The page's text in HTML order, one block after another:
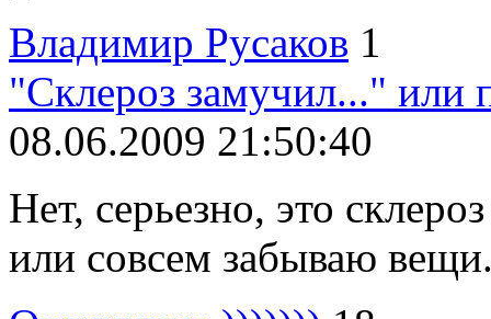
Владимир Русаков 1
"Склероз замучил..." или
08.06.2009 21:50:40
Нет, серьезно, это
или совсем забываю